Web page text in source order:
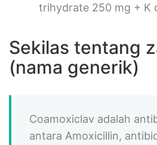
trihydrate 250 mg + K
Sekilas tentang
(nama generik)
Coamoxiclav adalah
antara Amoxicillin,